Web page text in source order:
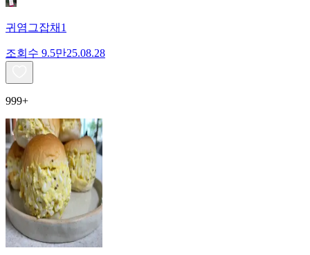
귀염그잡채1
조회수 9.5만25.08.28
999+